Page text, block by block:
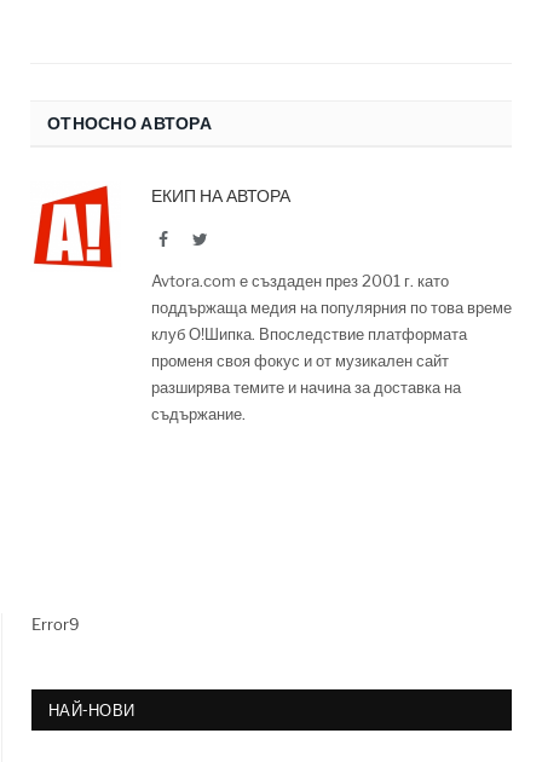
ОТНОСНО АВТОРА
ЕКИП НА АВТОРА
FacebookTwitter
Avtora.com е създаден през 2001 г. като
поддържаща медия на популярния по това време
клуб О!Шипка. Впоследствие платформата
променя своя фокус и от музикален сайт
разширява темите и начина за доставка на
съдържание.
Error9
НАЙ-НОВИ